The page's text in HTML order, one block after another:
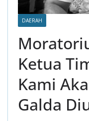
DAERAH
Ketua
Kami
Galda